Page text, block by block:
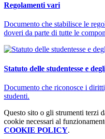
Regolamenti vari
Documento che stabilisce le
doveri da parte di tutte le
Statuto delle studentesse e
Documento che riconosce i
studenti.
Questo sito o gli strumenti terzi
cookie necessari al
COOKIE POLICY.